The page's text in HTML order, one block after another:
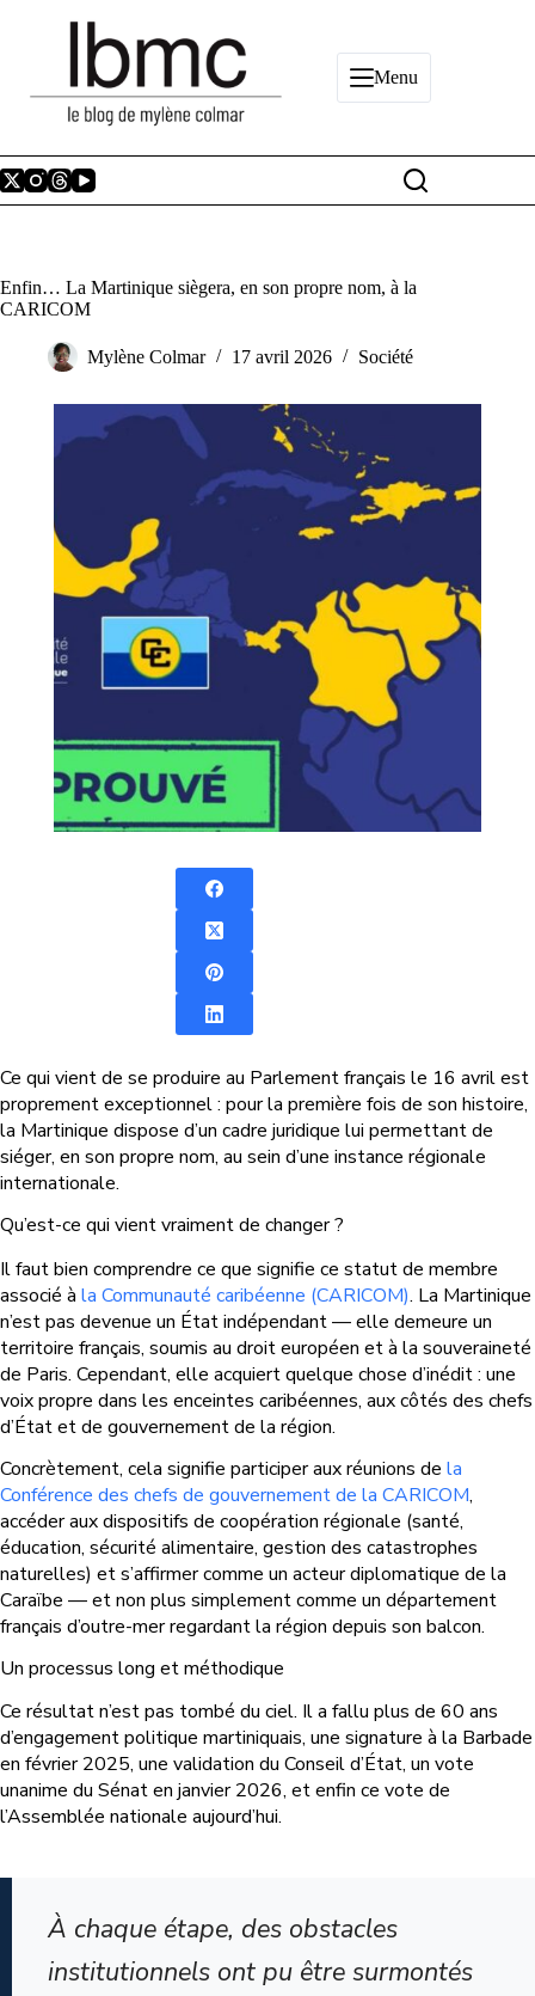
Menu
Enfin… La Martinique siègera, en son propre nom, à la
CARICOM
Mylène Colmar 17 avril 2026 Société
Ce qui vient de se produire au Parlement français le 16 avril est
proprement exceptionnel : pour la première fois de son histoire,
la Martinique dispose d’un cadre juridique lui permettant de
siéger, en son propre nom, au sein d’une instance régionale
internationale.
Qu’est-ce qui vient vraiment de changer ?
Il faut bien comprendre ce que signifie ce statut de membre
associé à la Communauté caribéenne (CARICOM). La Martinique
n’est pas devenue un État indépendant — elle demeure un
territoire français, soumis au droit européen et à la souveraineté
de Paris. Cependant, elle acquiert quelque chose d’inédit : une
voix propre dans les enceintes caribéennes, aux côtés des chefs
d’État et de gouvernement de la région.
Concrètement, cela signifie participer aux réunions de la
Conférence des chefs de gouvernement de la CARICOM,
accéder aux dispositifs de coopération régionale (santé,
éducation, sécurité alimentaire, gestion des catastrophes
naturelles) et s’affirmer comme un acteur diplomatique de la
Caraïbe — et non plus simplement comme un département
français d’outre-mer regardant la région depuis son balcon.
Un processus long et méthodique
Ce résultat n’est pas tombé du ciel. Il a fallu plus de 60 ans
d’engagement politique martiniquais, une signature à la Barbade
en février 2025, une validation du Conseil d’État, un vote
unanime du Sénat en janvier 2026, et enfin ce vote de
l’Assemblée nationale aujourd’hui.
À chaque étape, des obstacles
institutionnels ont pu être surmontés